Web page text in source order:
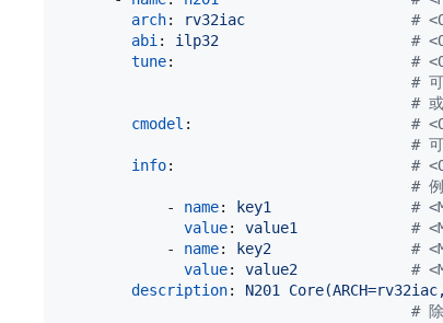
arch: rv32iac #
abi : ilp32 #
tune: #
# 可
# 或
cmodel : #
# 可
info: #
# 例
            -
name: key1 #
value: value1 #
            -
name: key2 #
value: value2 #
description: N201
# 除